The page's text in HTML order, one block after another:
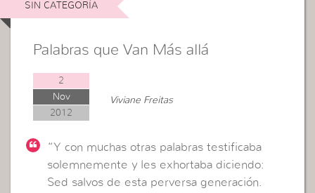
SIN CATEGORÍA
Palabras que Van Más allá
2
Nov
2012
Viviane Freitas
“Y con muchas otras palabras testificaba
solemnemente y les exhortaba diciendo:
Sed salvos de esta perversa generación.